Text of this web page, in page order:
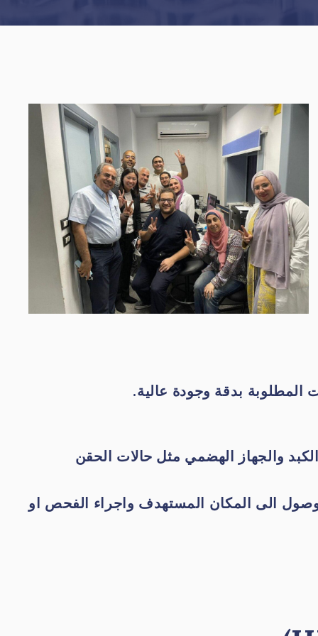
المطلوبة بدقة وجودة عالية.
والجهاز الهضمي مثل حالات الحقن
الى المكان المستهدف واجراء الفحص او